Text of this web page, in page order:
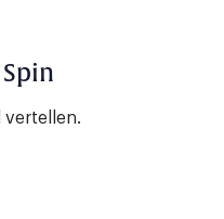
vertellen.